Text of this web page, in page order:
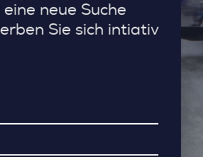
neue Suche
Sie sich intiativ